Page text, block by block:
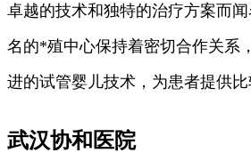
卓越的技术和独特的治疗方案而
名的*殖中心保持着密切合作关系
进的试管婴儿技术，为患者提供比
武汉协和医院